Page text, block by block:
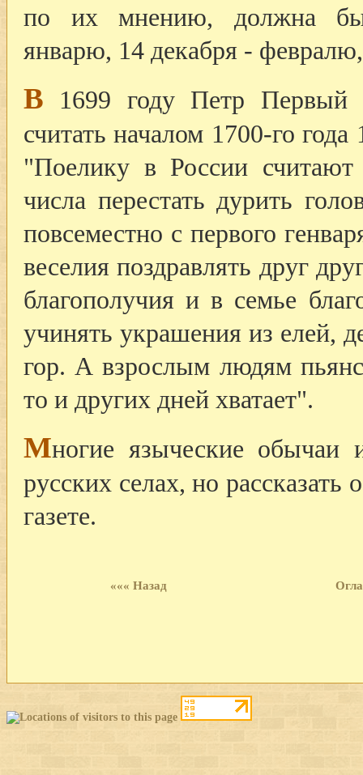
по их мнению, должна
январю, 14 декабря -
В 1699 году Петр Первый
считать началом 1700-го
"Поелику в России
числа перестать дурить
повсеместно с первого
веселия поздравлять друг
благополучия и в семье
учинять украшения из елей,
гор. А взрослым людям
то и других дней хватает".
Многие языческие
русских селах, но
газете.
««« Назад